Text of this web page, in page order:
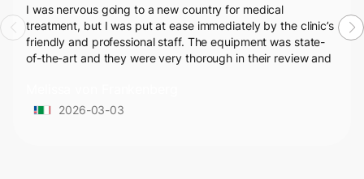
I was nervous going to a new country for medical
treatment, but I was put at ease immediately by the clinic’s
friendly and professional staff. The equipment was state-
of-the-art and they were very thorough in their review and
from the booking process to post-surgery.
2026-03-03